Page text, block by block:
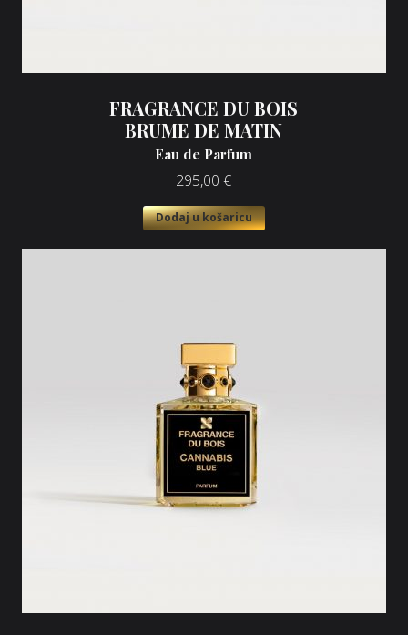
FRAGRANCE DU BOIS
BRUME DE MATIN
Eau de Parfum
295,00 €
Dodaj u košaricu